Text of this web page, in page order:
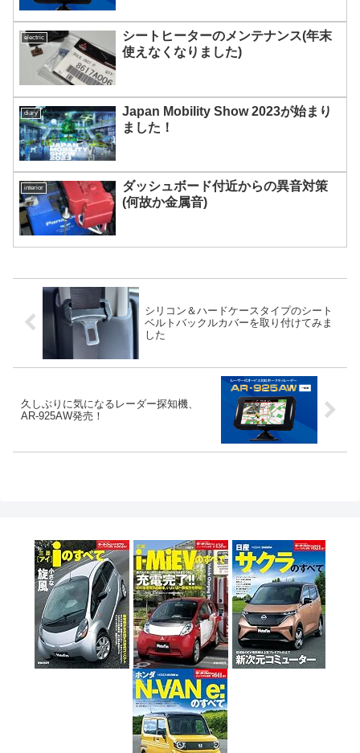
electric
シートヒーターのメンテナンス(年末
使えなくなりました)
diary
Japan Mobility Show 2023が始まり
ました！
interior
ダッシュボード付近からの異音対策
(何故か金属音)
シリコン＆ハードケースタイプのシート
ベルトバックルカバーを取り付けてみま
した
久しぶりに気になるレーダー探知機、
AR-925AW発売！